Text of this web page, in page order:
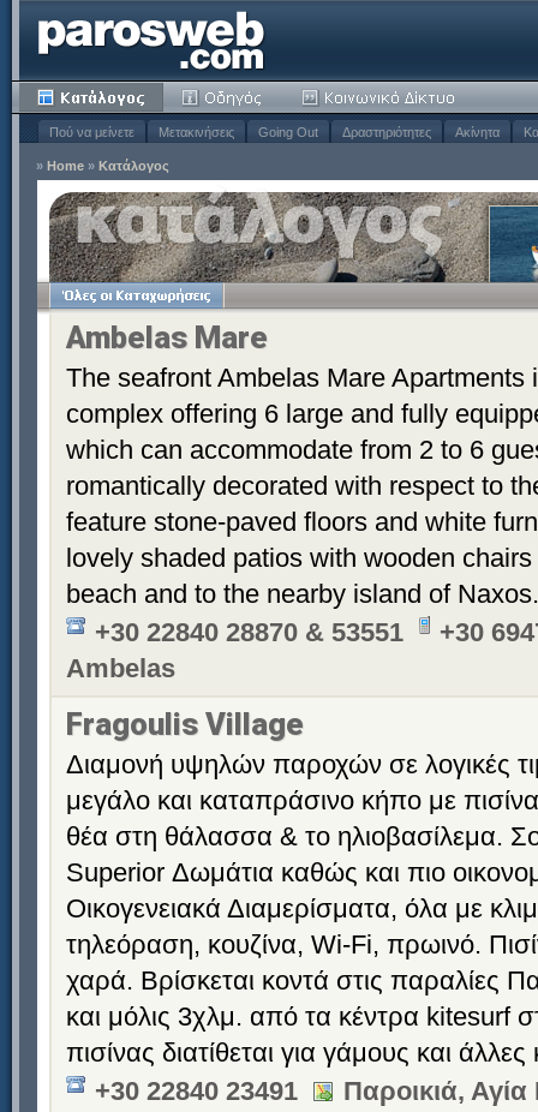
Πού να μείνετε Μετακινήσεις Going Out Δραστηριότητες Ακίνητα
» Home » Κατάλογος
Ambelas Mare
The seafront Ambelas Mare
complex offering 6 large and fully
which can accommodate from 2 to 6
romantically decorated with respect to
feature stone-paved floors and white
lovely shaded patios with wooden
beach and to the nearby island of Naxos.
+30 22840 28870 & 53551
+30
Ambelas
Fragoulis Village
Διαμονή υψηλών παροχών σε λογικές
μεγάλο και καταπράσινο κήπο με
θέα στη θάλασσα & το ηλιοβασίλεμα.
Superior Δωμάτια καθώς και πιο
Οικογενειακά Διαμερίσματα, όλα με
τηλεόραση, κουζίνα, Wi-Fi, πρωινό.
χαρά. Βρίσκεται κοντά στις παραλίες
και μόλις 3χλμ. από τα κέντρα kitesurf
πισίνας διατίθεται για γάμους και
+30 22840 23491
Παροικιά,